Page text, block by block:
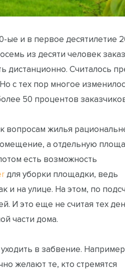
ые и в первое десятилетие
из десяти человек
дистанционно. Считалось
с тех пор многое
50 процентов
вопросам жилья
а отдельную
есть возможность
для уборки площадки, ведь
и на улице. На этом, по
И это еще не считая тех
части дома.
в забвение.
желают те, кто стремятся